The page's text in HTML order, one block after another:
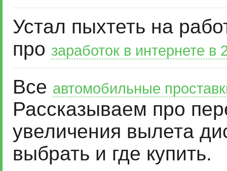
Устал пыхтеть на
про заработок в интернете в
Все автомобильные
Рассказываем про
увеличения вылета
выбрать и где купить.